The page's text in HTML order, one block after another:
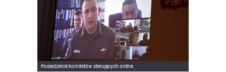
Posiedzenie komitetów sterujących online